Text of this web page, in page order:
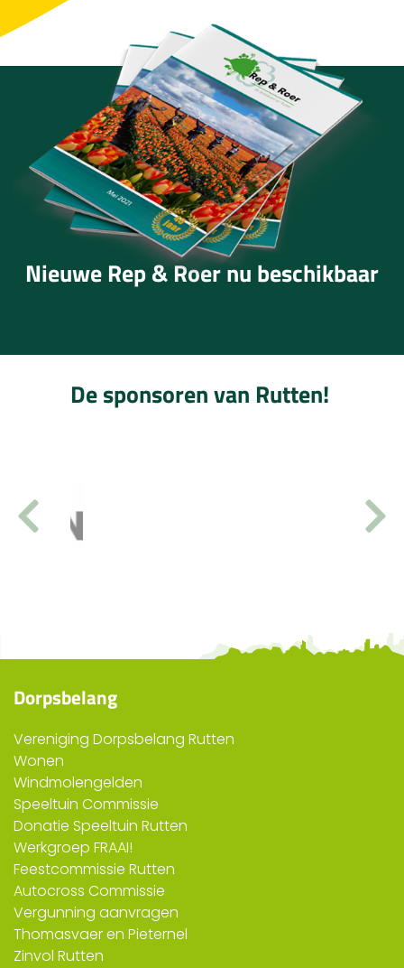
Nieuwe Rep & Roer nu beschikbaar
De sponsoren van Rutten!
Dorpsbelang
Vereniging Dorpsbelang Rutten
Wonen
Windmolengelden
Speeltuin Commissie
Donatie Speeltuin Rutten
Werkgroep FRAAI!
Feestcommissie Rutten
Autocross Commissie
Vergunning aanvragen
Thomasvaer en Pieternel
Zinvol Rutten